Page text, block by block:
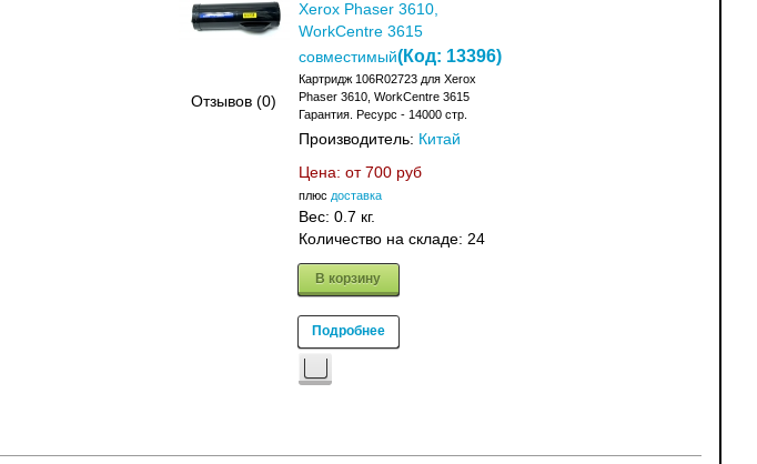
Отзывов (0)
Xerox Phaser 3610,
WorkCentre 3615
совместимый(Код: 13396)
Картридж 106R02723 для Xerox
Phaser 3610, WorkCentre 3615
Гарантия. Ресурс - 14000 стр.
Производитель: Китай
Цена: от 700 руб
плюс доставка
Вес: 0.7 кг.
Количество на складе: 24
В корзину
Подробнее